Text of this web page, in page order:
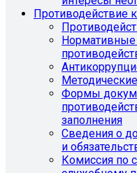
Противодействие
Формы
заполнения
Сведения о
и
Комиссия по